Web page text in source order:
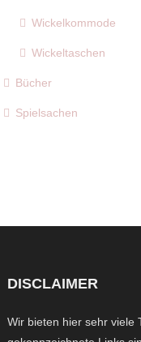
Wickelkommode
Wickeltaschen
Bücher
Spielsachen
DISCLAIMER
Wir bieten hier sehr viele